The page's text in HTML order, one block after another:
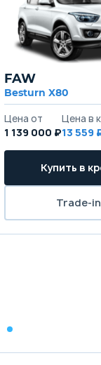
FAW
Besturn X80
Цена от
1 139 000 ₽
Цена в
13 559
Купить в
Trade-in